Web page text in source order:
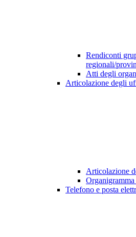
Rendiconti
regionali/
Atti degli
Articolazione degli
Articolazione
Organigramma
Telefono e posta